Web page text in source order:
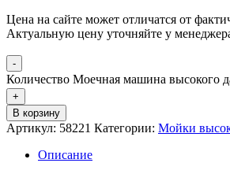
Цена на сайте может отличатся от
Актуальную цену уточняйте у
-
Количество Моечная машина высокого
+
В корзину
Артикул: 58221 Категории: Мойки
Описание